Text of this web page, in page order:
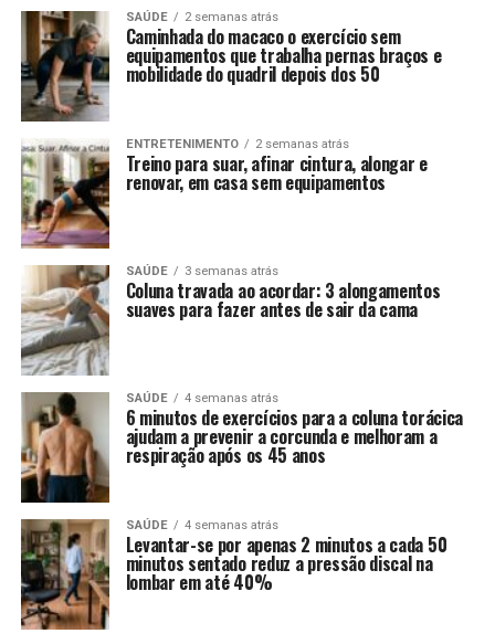
SAÚDE 2 semanas atrás
Caminhada do macaco o exercício sem
equipamentos que trabalha pernas braços e
mobilidade do quadril depois dos 50
ENTRETENIMENTO 2 semanas atrás
Treino para suar, afinar cintura, alongar e
renovar, em casa sem equipamentos
SAÚDE 3 semanas atrás
Coluna travada ao acordar: 3 alongamentos
suaves para fazer antes de sair da cama
SAÚDE 4 semanas atrás
6 minutos de exercícios para a coluna torácica
ajudam a prevenir a corcunda e melhoram a
respiração após os 45 anos
SAÚDE 4 semanas atrás
Levantar-se por apenas 2 minutos a cada 50
minutos sentado reduz a pressão discal na
lombar em até 40%